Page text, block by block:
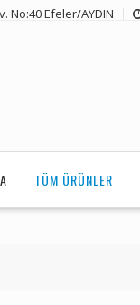
No:40 Efeler/AYDIN
TÜM ÜRÜNLER